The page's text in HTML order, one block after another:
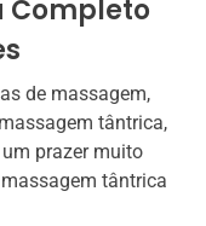
Completo
de massagem,
tântrica,
prazer muito
tântrica